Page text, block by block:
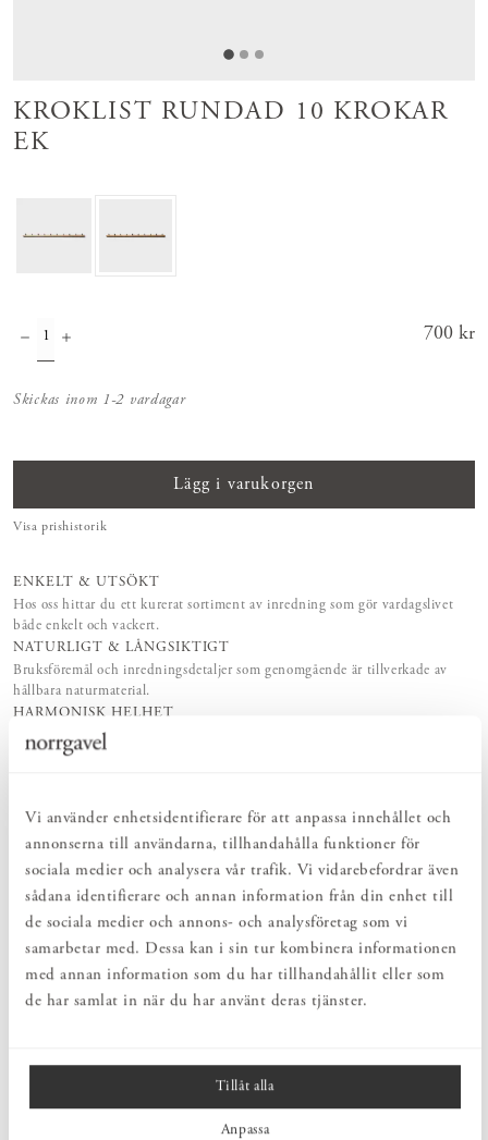
Vi använder enhetsidentifierare för att anpassa innehållet och
annonserna till användarna, tillhandahålla funktioner för
sociala medier och analysera vår trafik. Vi vidarebefordrar även
sådana identifierare och annan information från din enhet till
de sociala medier och annons- och analysföretag som vi
samarbetar med. Dessa kan i sin tur kombinera informationen
med annan information som du har tillhandahållit eller som
de har samlat in när du har använt deras tjänster.
Tillåt alla
Anpassa
KROKLIST RUNDAD 10 KROKAR
EK
Pris :
700 kr
Skickas inom 1-2 vardagar
Lägg i varukorgen
Visa prishistorik
ENKELT & UTSÖKT
Hos oss hittar du ett kurerat sortiment av inredning som gör vardagslivet
både enkelt och vackert.
NATURLIGT & LÅNGSIKTIGT
Bruksföremål och inredningsdetaljer som genomgående är tillverkade av
hållbara naturmaterial.
HARMONISK HELHET
Inredningsdetaljer som kompletterar möblerna och skapar en harmonisk
helhetsupplevelse.
Kroklist Rundad är en mjukare version av vår klassiska Kroklist
Rak. Samma format, men med en rundad profil. En vacker och
tidlös inredningsdetalj som enkelt skapar ordning och reda i
hemmet. Passar lika bra oavsett rum – kök, hall, sovrum, badrum
eller varför inte i gästrummet. Välj längd på Kroklist Rundad
beroende på hur många krokar du behöver. Kroklist Rundad kan fås
själv. Ytbehandlingsprodukter finns att köpa hos oss!